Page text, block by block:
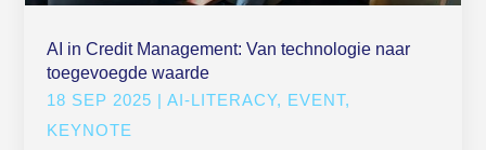
AI in Credit Management: Van technologie naar
toegevoegde waarde
18 SEP 2025 |AI-LITERACY, EVENT,
KEYNOTE